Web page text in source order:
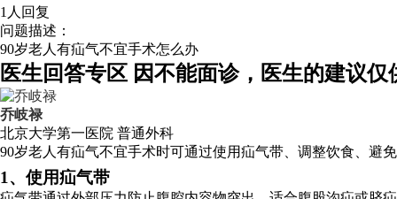
1人回复
问题描述：
90岁老人有疝气不宜手术怎么办
医生回答专区 因不能面诊，医生的建议仅
乔岐禄
北京大学第一医院 普通外科
90岁老人有疝气不宜手术时可通过使用疝气带、调整饮食、避
1、使用疝气带